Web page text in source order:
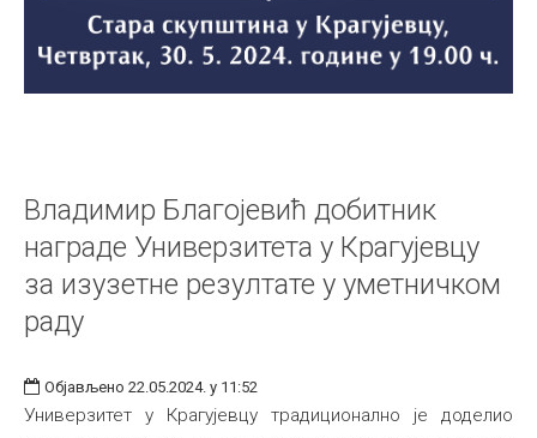
Владимир Благојевић добитник
награде Универзитета у Крагујевцу
за изузетне резултате у уметничком
раду
Објављено 22.05.2024. у 11:52
Универзитет у Крагујевцу традиционално је доделио